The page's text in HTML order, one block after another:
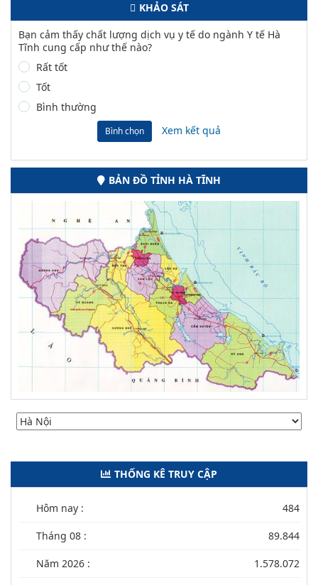
KHẢO SÁT
Bạn cảm thấy chất lượng dịch vụ y tế do ngành Y tế Hà
Tĩnh cung cấp như thế nào?
Rất tốt
Tốt
Bình thường
Bình chọn Xem kết quả
BẢN ĐỒ TỈNH HÀ TĨNH
THỐNG KÊ TRUY CẬP
Hôm nay : 484
Tháng 08 : 89.844
Năm 2026 : 1.578.072